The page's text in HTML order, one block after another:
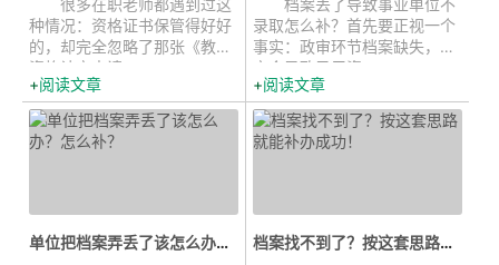
很多在职老师都遇到过这
种情况：资格证书保管得好好
的，却完全忽略了那张《教师
资格认定申请...
阅读文章
档案丢了导致事业单位不
录取怎么补？首先要正视一个
事实：政审环节档案缺失，确
实会导致录用资...
阅读文章
单位把档案弄丢了该怎么办？怎么补... 档案找不到了？按这套思路就能补办...